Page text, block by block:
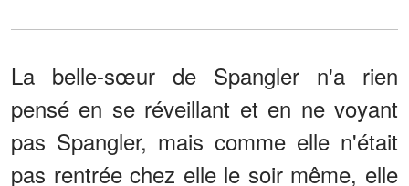
La belle-sœur de Spangler n'a rien
pensé en se réveillant et en ne voyant
pas Spangler, mais comme elle n'était
pas rentrée chez elle le soir même, elle